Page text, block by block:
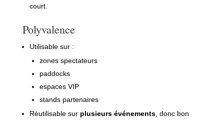
court.
Polyvalence
Utilisable sur :
zones spectateurs
paddocks
espaces VIP
stands partenaires
Réutilisable sur plusieurs événements, donc bon